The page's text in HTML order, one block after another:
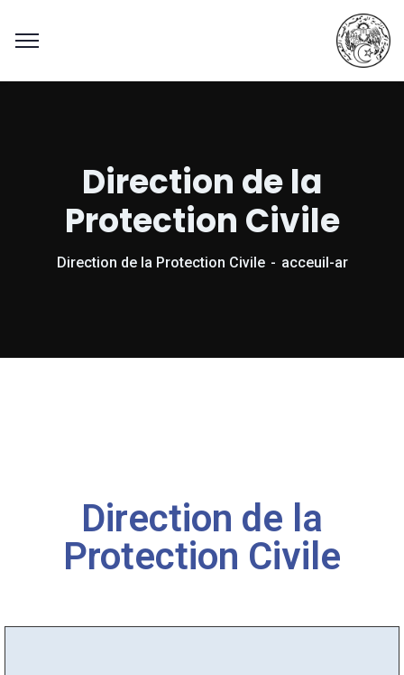
Direction de la
Protection Civile
acceuil-ar
Direction de la Protection Civile
Direction de la
Protection Civile